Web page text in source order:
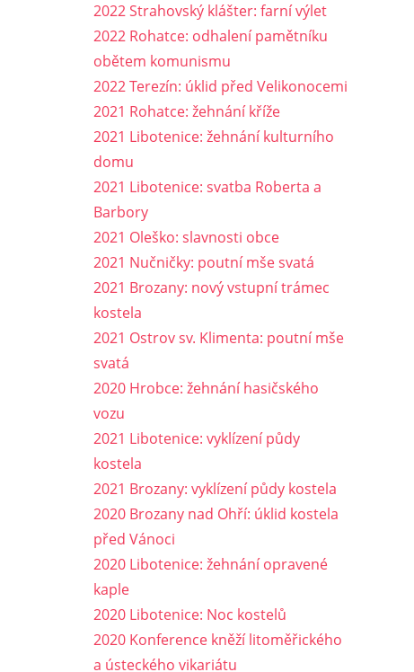
2022 Strahovský klášter: farní výlet
2022 Rohatce: odhalení pamětníku
obětem komunismu
2022 Terezín: úklid před Velikonocemi
2021 Rohatce: žehnání kříže
2021 Libotenice: žehnání kulturního
domu
2021 Libotenice: svatba Roberta a
Barbory
2021 Oleško: slavnosti obce
2021 Nučničky: poutní mše svatá
2021 Brozany: nový vstupní trámec
kostela
2021 Ostrov sv. Klimenta: poutní mše
svatá
2020 Hrobce: žehnání hasičského
vozu
2021 Libotenice: vyklízení půdy
kostela
2021 Brozany: vyklízení půdy kostela
2020 Brozany nad Ohří: úklid kostela
před Vánoci
2020 Libotenice: žehnání opravené
kaple
2020 Libotenice: Noc kostelů
2020 Konference kněží litoměřického
a ústeckého vikariátu